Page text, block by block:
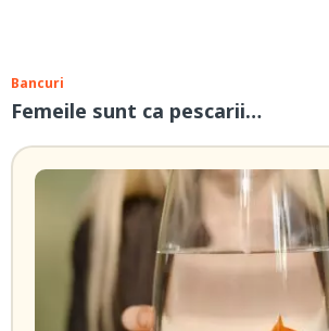
Bancuri
Femeile sunt ca pescarii…